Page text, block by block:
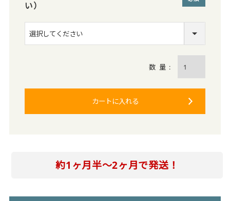
い）
カートに入れる
約1ヶ月半～2ヶ月で発送！